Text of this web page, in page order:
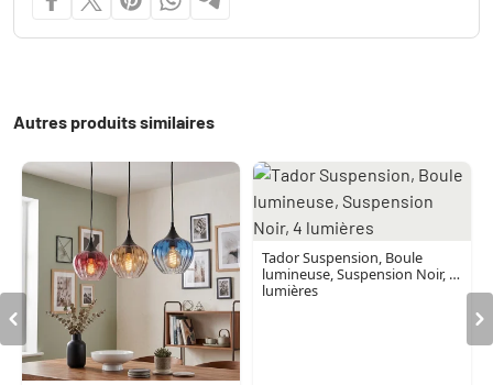
Autres produits similaires
Tador Suspension, Boule
lumineuse, Suspension Noir, 4
lumières